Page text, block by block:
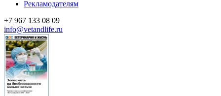
Рекламодателям
+7 967 133 08 09
info@vetandlife.ru